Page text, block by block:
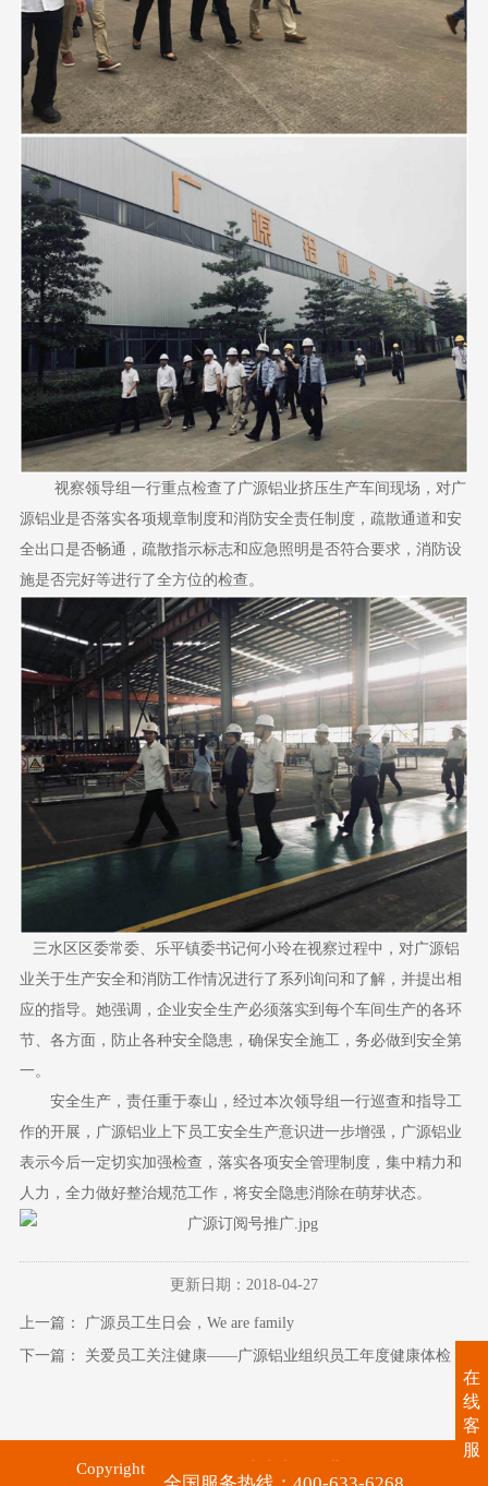
视察领导组一行重点检查了广源铝业挤压生产车间现场，对广
源铝业是否落实各项规章制度和消防安全责任制度，疏散通道和安
全出口是否畅通，疏散指示标志和应急照明是否符合要求，消防设
施是否完好等进行了全方位的检查。
三水区区委常委、乐平镇委书记何小玲在视察过程中，对广源铝
业关于生产安全和消防工作情况进行了系列询问和了解，并提出相
应的指导。她强调，企业安全生产必须落实到每个车间生产的各环
节、各方面，防止各种安全隐患，确保安全施工，务必做到安全第
一。
安全生产，责任重于泰山，经过本次领导组一行巡查和指导工
作的开展，广源铝业上下员工安全生产意识进一步增强，广源铝业
表示今后一定切实加强检查，落实各项安全管理制度，集中精力和
人力，全力做好整治规范工作，将安全隐患消除在萌芽状态。
更新日期：2018-04-27
上一篇：
广源员工生日会，We are family
下一篇： 关爱员工关注健康——广源铝业组织员工年度健康体检
Copyright © 2017-2026 广东广源铝业有限公司.
在
线
客
服